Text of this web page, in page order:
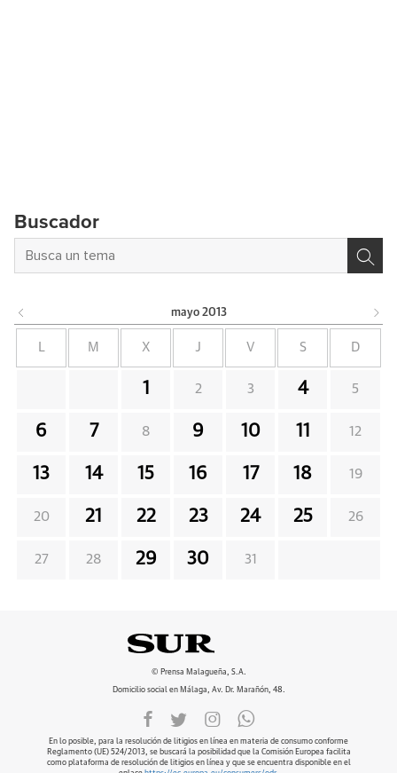
Buscador
mayo 2013
L M X J V S D
1 2 3 4 5
6 7 8 9 10 11 12
13 14 15 16 17 18 19
20 21 22 23 24 25 26
27 28 29 30 31
© Prensa Malagueña, S.A.
Domicilio social en Málaga, Av. Dr. Marañón, 48.
En lo posible, para la resolución de litigios en línea en materia de consumo conforme
Reglamento (UE) 524/2013, se buscará la posibilidad que la Comisión Europea facilita
como plataforma de resolución de litigios en línea y que se encuentra disponible en el